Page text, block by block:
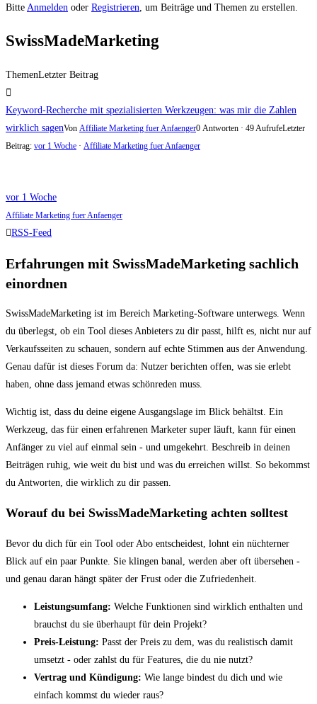
Bitte Anmelden oder Registrieren, um Beiträge und Themen zu erstellen.
SwissMadeMarketing
ThemenLetzter Beitrag
Keyword-Recherche mit spezialisierten Werkzeugen: was mir die Zahlen
wirklich sagenVon Affiliate Marketing fuer Anfaenger0 Antworten · 49 AufrufeLetzter
Beitrag: vor 1 Woche · Affiliate Marketing fuer Anfaenger
vor 1 Woche
Affiliate Marketing fuer Anfaenger
RSS-Feed
Erfahrungen mit SwissMadeMarketing sachlich
einordnen
SwissMadeMarketing ist im Bereich Marketing-Software unterwegs. Wenn
du überlegst, ob ein Tool dieses Anbieters zu dir passt, hilft es, nicht nur auf
Verkaufsseiten zu schauen, sondern auf echte Stimmen aus der Anwendung.
Genau dafür ist dieses Forum da: Nutzer berichten offen, was sie erlebt
haben, ohne dass jemand etwas schönreden muss.
Wichtig ist, dass du deine eigene Ausgangslage im Blick behältst. Ein
Werkzeug, das für einen erfahrenen Marketer super läuft, kann für einen
Anfänger zu viel auf einmal sein - und umgekehrt. Beschreib in deinen
Beiträgen ruhig, wie weit du bist und was du erreichen willst. So bekommst
du Antworten, die wirklich zu dir passen.
Worauf du bei SwissMadeMarketing achten solltest
Bevor du dich für ein Tool oder Abo entscheidest, lohnt ein nüchterner
Blick auf ein paar Punkte. Sie klingen banal, werden aber oft übersehen -
und genau daran hängt später der Frust oder die Zufriedenheit.
Leistungsumfang: Welche Funktionen sind wirklich enthalten und
brauchst du sie überhaupt für dein Projekt?
Preis-Leistung: Passt der Preis zu dem, was du realistisch damit
umsetzt - oder zahlst du für Features, die du nie nutzt?
Vertrag und Kündigung: Wie lange bindest du dich und wie
einfach kommst du wieder raus?